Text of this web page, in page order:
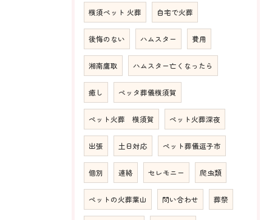
横須ペット 火葬 自宅で火葬
後悔のない ハムスター 費用
湘南鷹取 ハムスター亡くなったら
癒し ペッタ葬儀横須賀
ペット火葬 横須賀 ペット火葬深夜
出張 土日対応 ペット葬儀逗子市
個別 連絡 セレモニー 爬虫類
ペットの火葬葉山 問い合わせ 葬祭